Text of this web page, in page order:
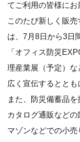
てご利用の皆様にお
このたび新しく販
は、7月8日から3日
「オフィス防災
理産業展（予定）
広く宣伝するととも
また、防災備蓄品を
カタログ通販など
マゾンなどでの小売